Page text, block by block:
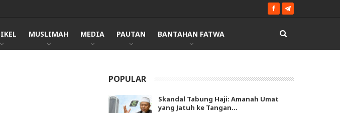
MUSLIMAH MEDIA PAUTAN BANTAHAN FATWA
POPULAR
Skandal Tabung Haji: Amanah Umat
yang Jatuh ke Tangan…